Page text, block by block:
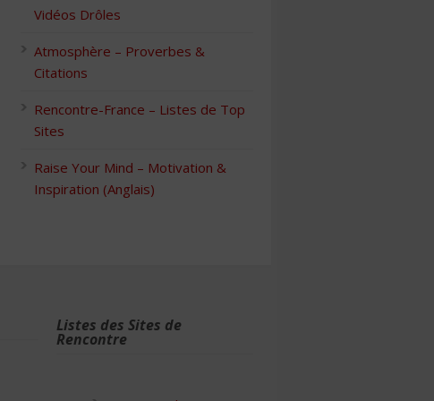
Vidéos Drôles
Atmosphère – Proverbes &
Citations
Rencontre-France – Listes de Top
Sites
Raise Your Mind – Motivation &
Inspiration (Anglais)
Listes des Sites de
Rencontre